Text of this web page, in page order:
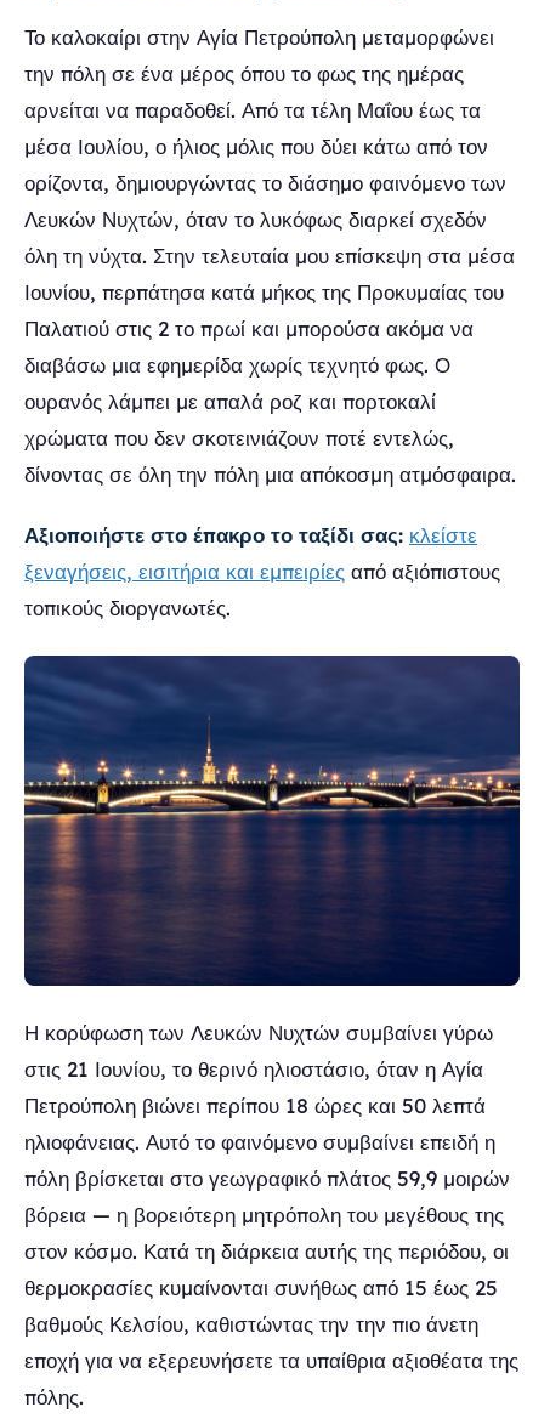
Το καλοκαίρι στην Αγία Πετρούπολη μεταμορφώνει
την πόλη σε ένα μέρος όπου το φως της ημέρας
αρνείται να παραδοθεί. Από τα τέλη Μαΐου έως τα
μέσα Ιουλίου, ο ήλιος μόλις που δύει κάτω από τον
ορίζοντα, δημιουργώντας το διάσημο φαινόμενο των
Λευκών Νυχτών, όταν το λυκόφως διαρκεί σχεδόν
όλη τη νύχτα. Στην τελευταία μου επίσκεψη στα μέσα
Ιουνίου, περπάτησα κατά μήκος της Προκυμαίας του
Παλατιού στις 2 το πρωί και μπορούσα ακόμα να
διαβάσω μια εφημερίδα χωρίς τεχνητό φως. Ο
ουρανός λάμπει με απαλά ροζ και πορτοκαλί
χρώματα που δεν σκοτεινιάζουν ποτέ εντελώς,
δίνοντας σε όλη την πόλη μια απόκοσμη ατμόσφαιρα.
Αξιοποιήστε στο έπακρο το ταξίδι σας: κλείστε
ξεναγήσεις, εισιτήρια και εμπειρίες από αξιόπιστους
τοπικούς διοργανωτές.
Η κορύφωση των Λευκών Νυχτών συμβαίνει γύρω
στις 21 Ιουνίου, το θερινό ηλιοστάσιο, όταν η Αγία
Πετρούπολη βιώνει περίπου 18 ώρες και 50 λεπτά
ηλιοφάνειας. Αυτό το φαινόμενο συμβαίνει επειδή η
πόλη βρίσκεται στο γεωγραφικό πλάτος 59,9 μοιρών
βόρεια — η βορειότερη μητρόπολη του μεγέθους της
στον κόσμο. Κατά τη διάρκεια αυτής της περιόδου, οι
θερμοκρασίες κυμαίνονται συνήθως από 15 έως 25
βαθμούς Κελσίου, καθιστώντας την την πιο άνετη
εποχή για να εξερευνήσετε τα υπαίθρια αξιοθέατα της
πόλης.